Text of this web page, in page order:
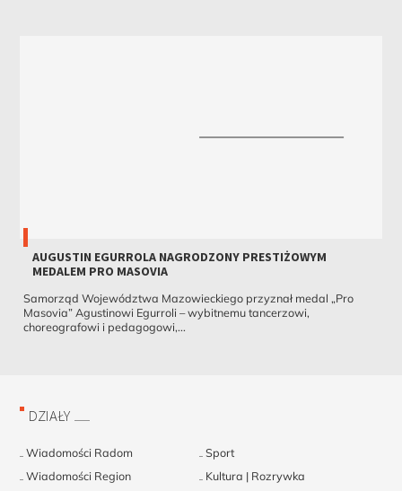
AUGUSTIN EGURROLA NAGRODZONY PRESTIŻOWYM
MEDALEM PRO MASOVIA
Samorząd Województwa Mazowieckiego przyznał medal „Pro
Masovia” Agustinowi Egurroli – wybitnemu tancerzowi,
choreografowi i pedagogowi,...
DZIAŁY
Wiadomości Radom
Sport
Wiadomości Region
Kultura | Rozrywka